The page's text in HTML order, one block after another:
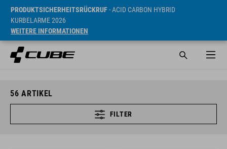
PRODUKTSICHERHEITSRÜCKRUF- ACID CARBON HYBRID
KURBELARME 2026
WEITERE INFORMATIONEN
56 ARTIKEL
FILTER